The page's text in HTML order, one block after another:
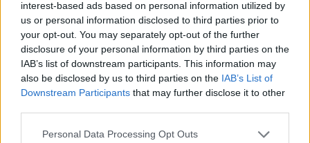
interest-based ads based on personal information utilized by
us or personal information disclosed to third parties prior to
your opt-out. You may separately opt-out of the further
disclosure of your personal information by third parties on the
IAB’s list of downstream participants. This information may
also be disclosed by us to third parties on the IAB’s List of
Downstream Participants that may further disclose it to other
Personal Data Processing Opt Outs
Deseu el meu nom, el correu electrònic i el lloc web en
aquest navegador per a la propera vegada que comenti.
Please